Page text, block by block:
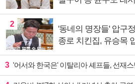
2
'동네의 명장들' 압구
종로 치킨집, 유승목
3 '어서와 한국은' 이탈리아 셰프들, 선재스